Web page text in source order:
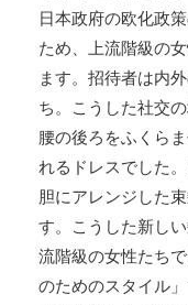
日本政府の欧化政
ため、上流階級の
ます。招待者は内
ち。こうした社交
腰の後ろをふくら
れるドレスでした
胆にアレンジした
す。こうした新し
流階級の女性たち
のためのスタイル